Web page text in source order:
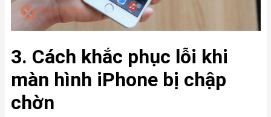
3. Cách khắc phục lỗi khi
màn hình iPhone bị chập
chờn